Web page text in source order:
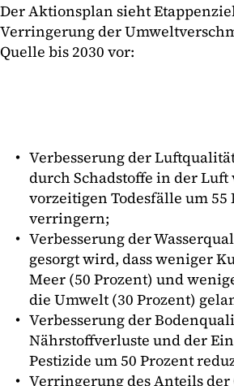
Der Aktionsplan sieht
Verringerung der
Quelle bis 2030 vor:
Verbesserung der
durch Schadstoffe in der
vorzeitigen Todesfälle um 55
verringern;
Verbesserung der
gesorgt wird, dass weniger
Meer (50 Prozent) und
die Umwelt (30 Prozent)
Verbesserung der
Nährstoffverluste und der
Pestizide um 50 Prozent
Verringerung des Anteils der